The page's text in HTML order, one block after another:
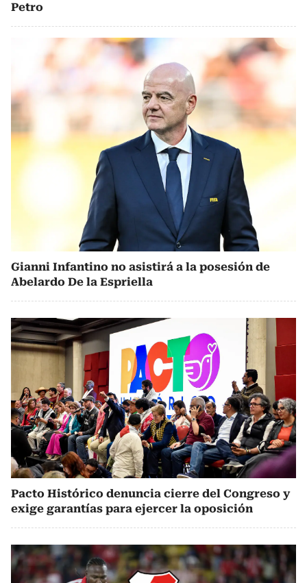
Petro
Gianni Infantino no asistirá a la posesión de
Abelardo De la Espriella
Pacto Histórico denuncia cierre del Congreso y
exige garantías para ejercer la oposición